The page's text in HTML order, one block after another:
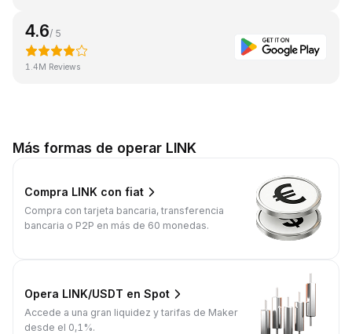
4.6/ 5
1.4M Reviews
Más formas de operar LINK
Compra LINK con fiat
Compra con tarjeta bancaria, transferencia
bancaria o P2P en más de 60 monedas.
Opera LINK/USDT en Spot
Accede a una gran liquidez y tarifas de Maker
desde el 0,1%.